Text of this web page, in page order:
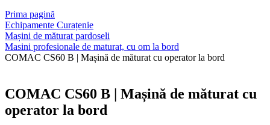
Prima pagină
Echipamente Curațenie
Mașini de măturat pardoseli
Masini profesionale de maturat, cu om la bord
COMAC CS60 B | Mașină de măturat cu operator la bord
COMAC CS60 B | Mașină de măturat cu
operator la bord